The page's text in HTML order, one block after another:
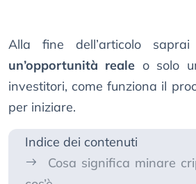
Alla fine dell’articolo
un’opportunità reale o solo
investitori, come funziona il
per iniziare.
Indice dei contenuti
Cosa significa minare